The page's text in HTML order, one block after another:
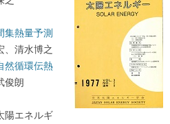
集熱量予測
、清水博之
然循環伝熱
俊朗
陽エネルギ